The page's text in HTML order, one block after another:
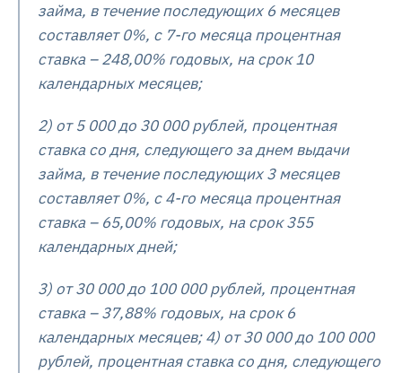
займа, в течение последующих 6 месяцев
составляет 0%, с 7-го месяца процентная
ставка – 248,00% годовых, на срок 10
календарных месяцев;
2) от 5 000 до 30 000 рублей, процентная
ставка со дня, следующего за днем выдачи
займа, в течение последующих 3 месяцев
составляет 0%, с 4-го месяца процентная
ставка – 65,00% годовых, на срок 355
календарных дней;
3) от 30 000 до 100 000 рублей, процентная
ставка – 37,88% годовых, на срок 6
календарных месяцев; 4) от 30 000 до 100 000
рублей, процентная ставка со дня, следующего